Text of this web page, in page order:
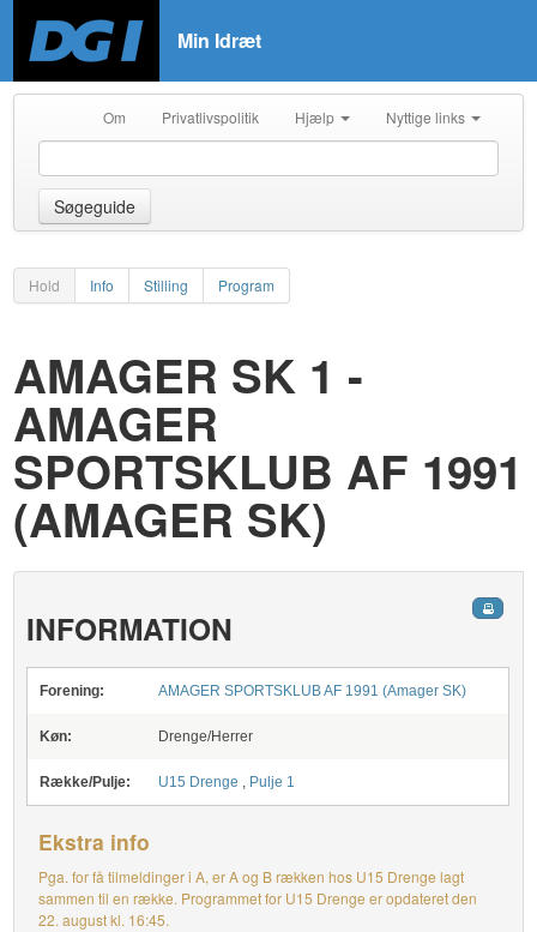
Min Idræt
Om Privatlivspolitik Hjælp Nyttige links
Søgeguide
Hold Info Stilling Program
AMAGER SK 1 -
AMAGER
SPORTSKLUB AF 1991
(AMAGER SK)
INFORMATION
Forening: AMAGER SPORTSKLUB AF 1991 (Amager SK)
Køn: Drenge/Herrer
Række/Pulje: U15 Drenge , Pulje 1
Ekstra info
Pga. for få tilmeldinger i A, er A og B rækken hos U15 Drenge lagt
sammen til en række. Programmet for U15 Drenge er opdateret den
22. august kl. 16:45.